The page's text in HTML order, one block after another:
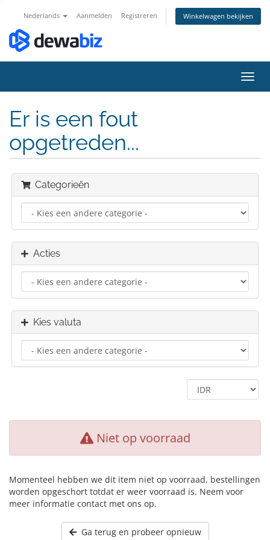
Nederlands Aanmelden Registreren Winkelwagen bekijken
in-/
Er is een fout
opgetreden...
Categorieën
Acties
Kies valuta
Niet op voorraad
Momenteel hebben we dit item niet op voorraad, bestellingen
worden opgeschort totdat er weer voorraad is. Neem voor
meer informatie contact met ons op.
Ga terug en probeer opnieuw